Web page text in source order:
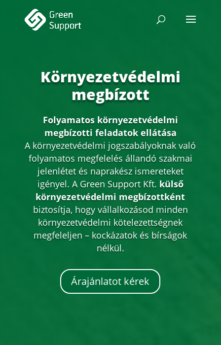
Környezetvédelmi
megbízott
Folyamatos környezetvédelmi
megbízotti feladatok ellátása
A környezetvédelmi jogszabályoknak való
folyamatos megfelelés állandó szakmai
jelenlétet és naprakész ismereteket
igényel. A Green Support Kft. külső
környezetvédelmi megbízottként
biztosítja, hogy vállalkozásod minden
környezetvédelmi kötelezettségnek
megfeleljen – kockázatok és bírságok
nélkül.
Árajánlatot kérek